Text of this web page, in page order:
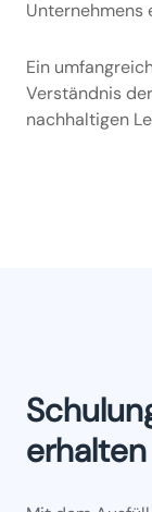
Unternehmens
Ein
Verständnis
nachhaltigen
erhalten